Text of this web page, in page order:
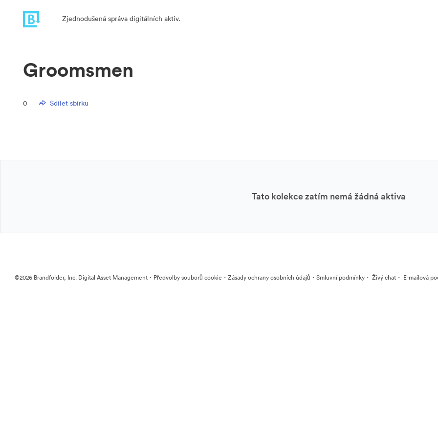
Zjednodušená správa digitálních aktiv.
Groomsmen
0 Sdílet sbírku
Tato kolekce zatím nemá žádná aktiva
©2026 Brandfolder, Inc. Digital Asset Management · Předvolby souborů cookie · Zásady ochrany osobních údajů · Smluvní podmínky · Živý chat · E-mailová